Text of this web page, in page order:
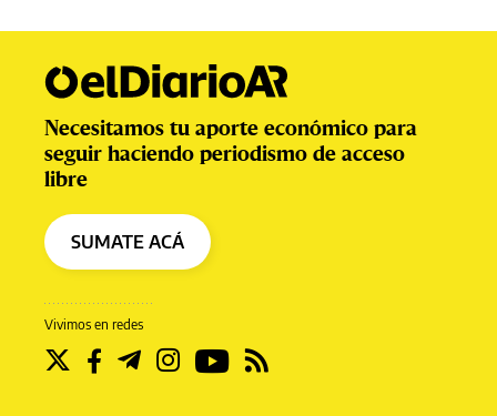
Vivimos en redes
Necesitamos tu aporte económico para
seguir haciendo periodismo de acceso
libre
SUMATE ACÁ